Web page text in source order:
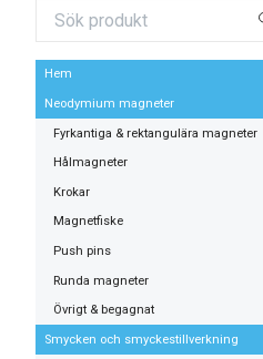
Hem
Neodymium magneter
Fyrkantiga & rektangulära magneter
Hålmagneter
Krokar
Magnetfiske
Push pins
Runda magneter
Övrigt & begagnat
Smycken och smyckestillverkning